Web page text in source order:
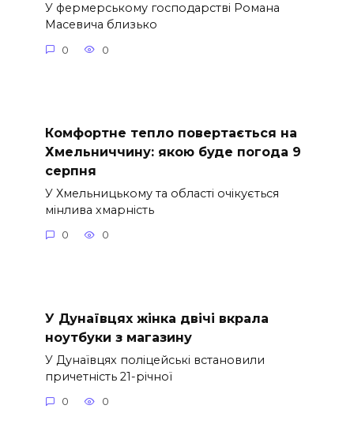
У фермерському господарстві Романа
Масевича близько
0 0
Комфортне тепло повертається на
Хмельниччину: якою буде погода 9
серпня
У Хмельницькому та області очікується
мінлива хмарність
0 0
У Дунаївцях жінка двічі вкрала
ноутбуки з магазину
У Дунаївцях поліцейські встановили
причетність 21-річної
0 0